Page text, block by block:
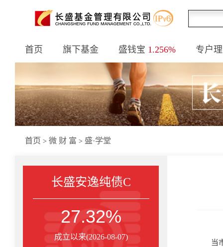
首页 旗下基金 盛钱宝 1.256% 专户
首页 > 微 财 富 > 盛·学堂
长盛安逸纯债C
27.32%
成立以来(2026-08-07)
当